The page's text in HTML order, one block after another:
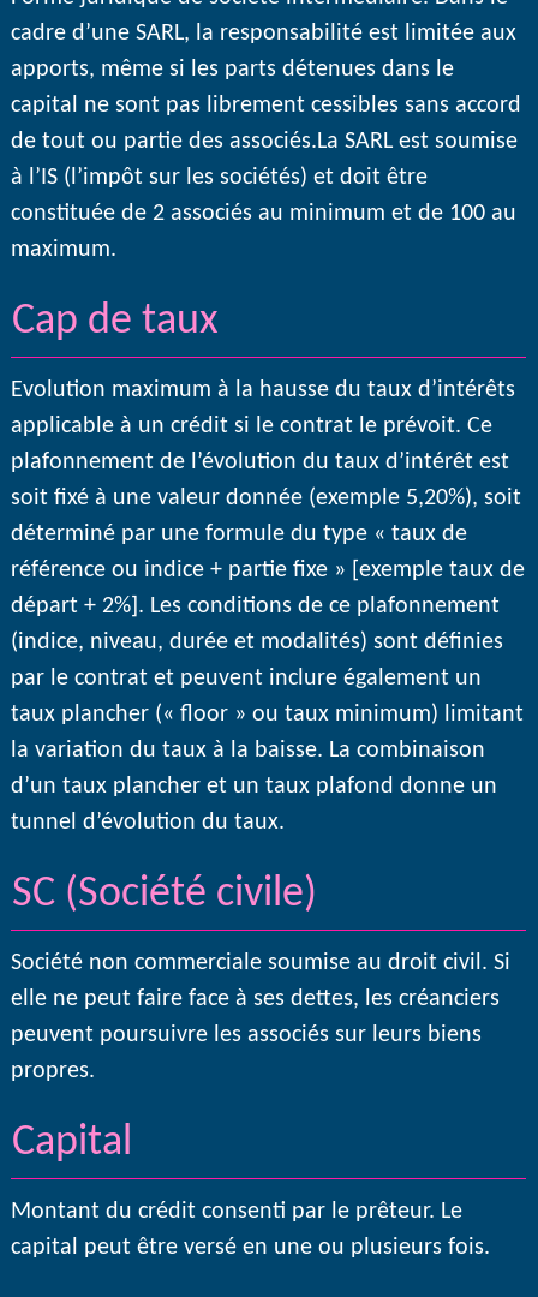
cadre d’une SARL, la responsabilité est limitée aux
apports, même si les parts détenues dans le
capital ne sont pas librement cessibles sans accord
de tout ou partie des associés.La SARL est soumise
à l’IS (l’impôt sur les sociétés) et doit être
constituée de 2 associés au minimum et de 100 au
maximum.
Cap de taux
Evolution maximum à la hausse du taux d’intérêts
applicable à un crédit si le contrat le prévoit. Ce
plafonnement de l’évolution du taux d’intérêt est
soit fixé à une valeur donnée (exemple 5,20%), soit
déterminé par une formule du type « taux de
référence ou indice + partie fixe » [exemple taux de
départ + 2%]. Les conditions de ce plafonnement
(indice, niveau, durée et modalités) sont définies
par le contrat et peuvent inclure également un
taux plancher (« floor » ou taux minimum) limitant
la variation du taux à la baisse. La combinaison
d’un taux plancher et un taux plafond donne un
tunnel d’évolution du taux.
SC (Société civile)
Société non commerciale soumise au droit civil. Si
elle ne peut faire face à ses dettes, les créanciers
peuvent poursuivre les associés sur leurs biens
propres.
Capital
Montant du crédit consenti par le prêteur. Le
capital peut être versé en une ou plusieurs fois.